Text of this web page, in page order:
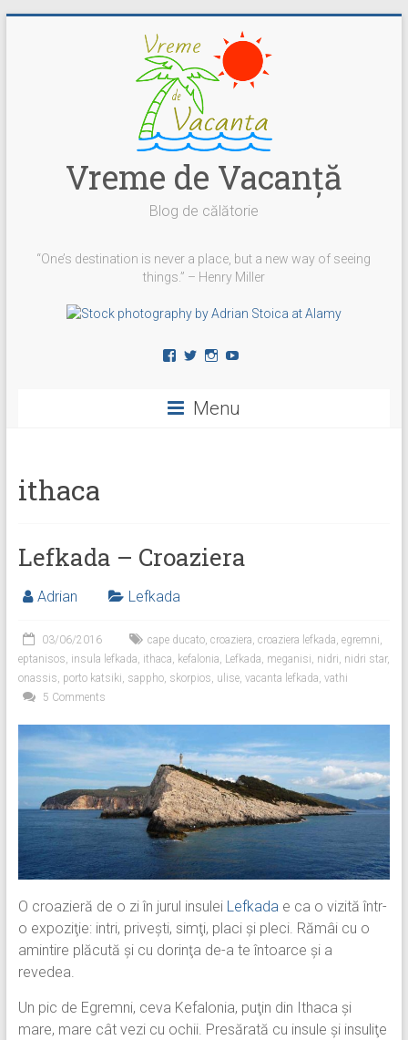
Vreme de Vacanţă
Blog de călătorie
“One’s destination is never a place, but a new way of seeing
things.” – Henry Miller
Vezi
pe
Facebook
Vezi
pe
Twitter
Vezi
Instagram
YouTube
Menu
ithaca
Lefkada – Croaziera
Adrian Lefkada
03/06/2016 cape ducato, croaziera, croaziera lefkada, egremni,
eptanisos, insula lefkada, ithaca, kefalonia, Lefkada, meganisi, nidri, nidri star,
onassis, porto katsiki, sappho, skorpios, ulise, vacanta lefkada, vathi
5 Comments
O croazieră de o zi în jurul insulei Lefkadae ca o vizită într-
o expoziţie: intri, priveşti, simţi, placi şi pleci. Rămâi cu o
amintire plăcută şi cu dorinţa de-a te întoarce şi a
revedea.
Un pic de Egremni, ceva Kefalonia, puţin din Ithaca şi
mare, mare cât vezi cu ochii. Presărată cu insule şi insuliţe